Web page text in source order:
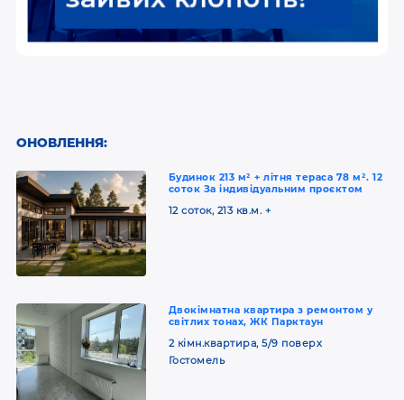
ОНОВЛЕННЯ:
Будинок 213 м² + літня тераса 78 м². 12
соток За індивідуальним проєктом
12 соток, 213 кв.м. +
Двокімнатна квартира з ремонтом у
світлих тонах, ЖК Парктаун
2 кімн.квартира, 5/9 поверх
Гостомель